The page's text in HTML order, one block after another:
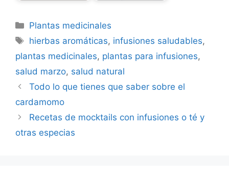
Categories
Plantas medicinales
Tags
hierbas aromáticas, infusiones saludables,
plantas medicinales, plantas para infusiones,
salud marzo, salud natural
Todo lo que tienes que saber sobre el
cardamomo
Recetas de mocktails con infusiones o té y
otras especias